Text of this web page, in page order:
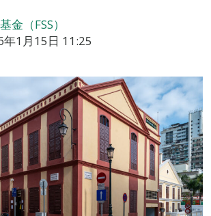
金（FSS）
年1月15日 11:25